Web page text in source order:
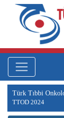
Türk Tıbbi
TTOD 2024